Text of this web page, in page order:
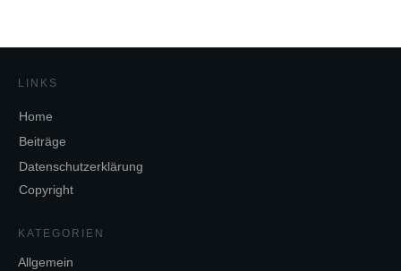
LINKS
Home
Beiträge
Datenschutzerklärung
Copyright
KATEGORIEN
Allgemein